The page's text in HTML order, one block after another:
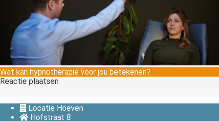
Wat kan hypnotherapie voor jou betekenen?
Reactie plaatsen
Locatie Hoeven
Hofstraat 8